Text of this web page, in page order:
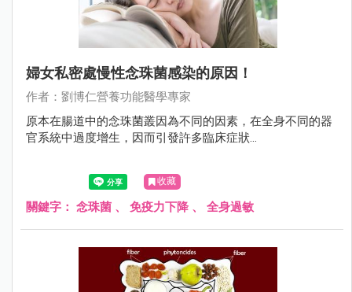
婦女私密處慢性念珠菌感染的原因！
作者：劉博仁營養功能醫學專家
原本在腸道中的念珠菌叢因為不同的因素，在全身不同的器
官系統中過度增生，因而引發許多臨床症狀...
收藏
關鍵字： 念珠菌 、 免疫力下降 、 全身過敏